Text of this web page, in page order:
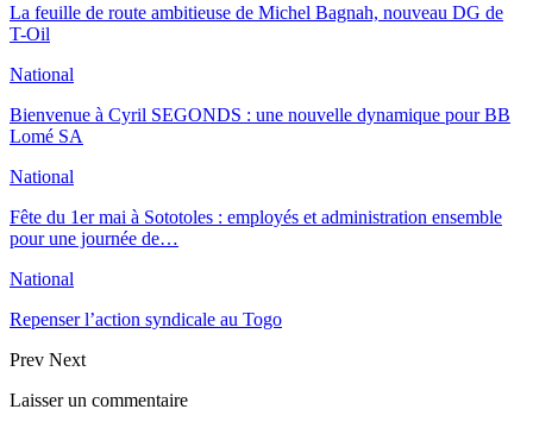
La feuille de route ambitieuse de Michel Bagnah, nouveau DG de
T-Oil
National
Bienvenue à Cyril SEGONDS : une nouvelle dynamique pour BB
Lomé SA
National
Fête du 1er mai à Sototoles : employés et administration ensemble
pour une journée de…
National
Repenser l’action syndicale au Togo
Prev Next
Laisser un commentaire